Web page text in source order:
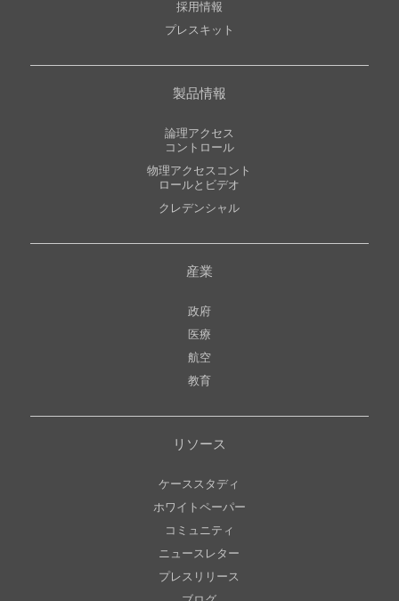
採用情報
プレスキット
製品情報
論理アクセス
コントロール
物理アクセスコント
ロールとビデオ
クレデンシャル
産業
政府
医療
航空
教育
リソース
ケーススタディ
ホワイトペーパー
コミュニティ
ニュースレター
プレスリリース